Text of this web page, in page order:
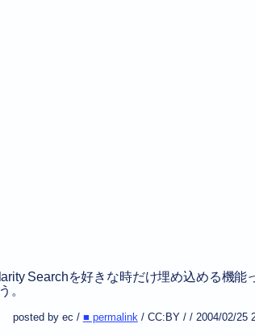
Searchを好きな時だけ埋め込める機能
。
posted by ec / ■ permalink/ CC:BY/ / 2004/02/25